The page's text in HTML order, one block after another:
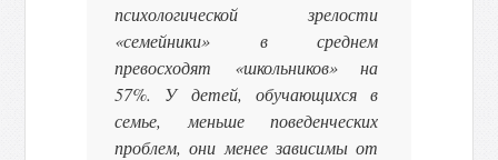
психологической зрелости
«семейники» в среднем
превосходят «школьников» на
57%. У детей, обучающихся в
семье, меньше поведенческих
проблем, они менее зависимы от